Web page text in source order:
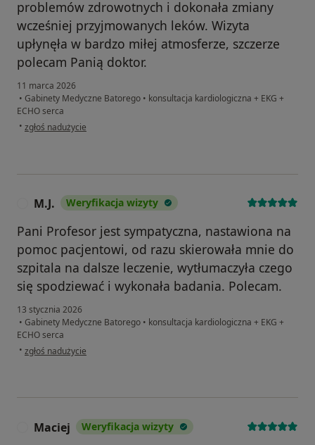
problemów zdrowotnych i dokonała zmiany
wcześniej przyjmowanych leków. Wizyta
upłynęła w bardzo miłej atmosferze, szczerze
polecam Panią doktor.
11 marca 2026
• Gabinety Medyczne Batorego • konsultacja kardiologiczna + EKG +
ECHO serca
• w opinii użytkownika Hanna
zgłoś nadużycie
M.J. Weryfikacja wizyty
Pani Profesor jest sympatyczna, nastawiona na
pomoc pacjentowi, od razu skierowała mnie do
szpitala na dalsze leczenie, wytłumaczyła czego
się spodziewać i wykonała badania. Polecam.
13 stycznia 2026
• Gabinety Medyczne Batorego • konsultacja kardiologiczna + EKG +
ECHO serca
• w opinii użytkownika M.J.
zgłoś nadużycie
Maciej Weryfikacja wizyty